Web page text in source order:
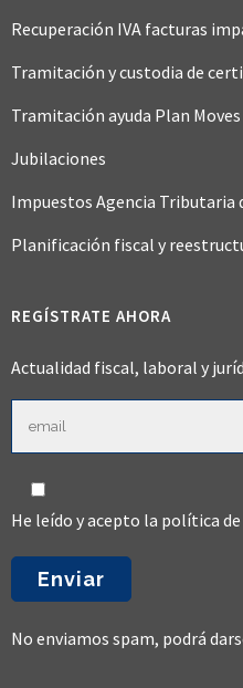
Recuperación IVA facturas
Tramitación y custodia de
Tramitación ayuda Plan
Jubilaciones
Impuestos Agencia Tributaria
Planificación fiscal y
REGÍSTRATE AHORA
Actualidad fiscal, laboral y
He leído y acepto la política
No enviamos spam, podrá